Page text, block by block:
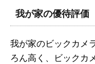
我が家の優待評価
我が家のビックカメ
ろん高く、ビックカ